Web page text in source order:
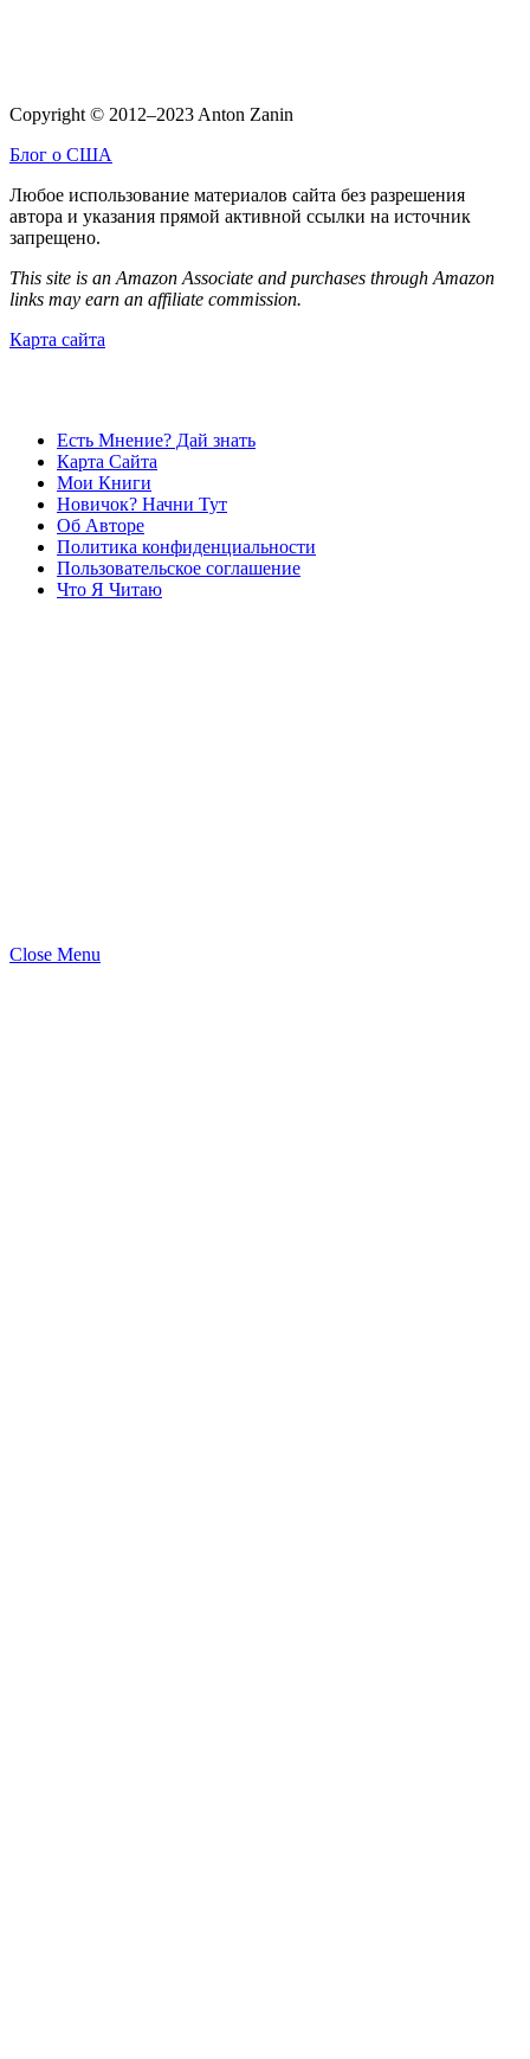
Copyright © 2012–2023 Anton Zanin
Блог о США
Любое использование материалов сайта без разрешения
автора и указания прямой активной ссылки на источник
запрещено.
This site is an Amazon Associate and purchases through Amazon
links may earn an affiliate commission.
Карта сайта
Есть Мнение? Дай знать
Карта Сайта
Мои Книги
Новичок? Начни Тут
Об Авторе
Политика конфиденциальности
Пользовательское соглашение
Что Я Читаю
Close Menu